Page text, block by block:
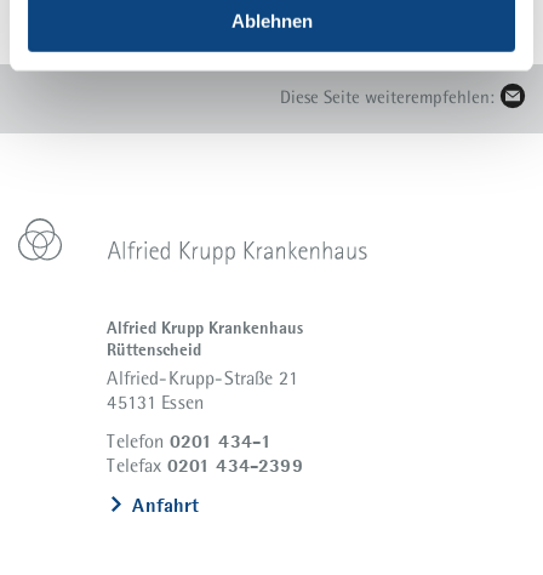
Ablehnen
Diese Seite weiterempfehlen:
Alfried Krupp Krankenhaus
Rüttenscheid
Alfried-Krupp-Straße 21
45131 Essen
Telefon 0201 434-1
Telefax 0201 434-2399
Anfahrt